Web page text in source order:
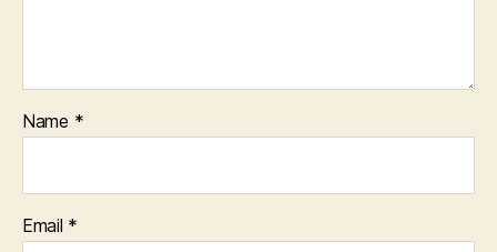
Name *
Email *